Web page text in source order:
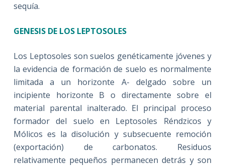
sequía.
GENESIS DE LOS LEPTOSOLES
Los Leptosoles son suelos genéticamente jóvenes y
la evidencia de formación de suelo es normalmente
limitada a un horizonte A- delgado sobre un
incipiente horizonte B o directamente sobre el
material parental inalterado. El principal proceso
formador del suelo en Leptosoles Réndzicos y
Mólicos es la disolución y subsecuente remoción
(exportación) de carbonatos. Residuos
relativamente pequeños permanecen detrás y son